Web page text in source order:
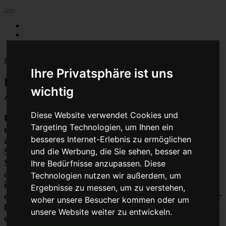
Ihre Privatsphäre ist uns
wichtig
Diese Website verwendet Cookies und
Targeting Technologien, um Ihnen ein
besseres Internet-Erlebnis zu ermöglichen
und die Werbung, die Sie sehen, besser an
Ihre Bedürfnisse anzupassen. Diese
Technologien nutzen wir außerdem, um
Ergebnisse zu messen, um zu verstehen,
woher unsere Besucher kommen oder um
unsere Website weiter zu entwickeln.
Fahrzeugmarken
Baumaschine Turbolader Reparatur oder
Austauschgerät KVA
Unser Betrieb steht für kostengünstige Prüfungen
und Reparaturen von Steuergeräten aller Art, unter
anderem von Motor-Steuergeräten, Airbag-
Steuergeräten, ABS-Steuergeräten uvm.
STEUBEL® verfügt dabei über viel Erfahrung und
ausgewiesene Expertise bei PKW-Steuergeräten und
insbesondere Motor-steuergeräte Reparaturen. So
ermöglicht STEUBEL® eine Steuergeräte Reparatur
für nahezu aller Hersteller und Fahrzeugarten - sei
es Motorrad oder LKW. Auch die Reparatur von